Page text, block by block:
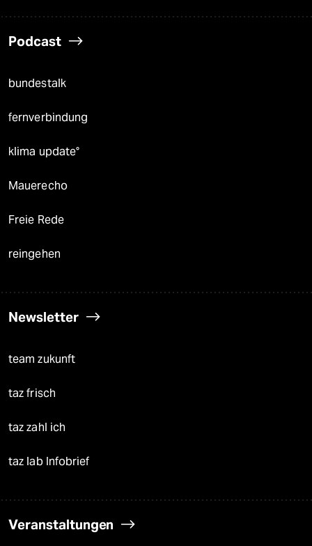
Podcast
bundestalk
fernverbindung
klima update°
Mauerecho
Freie Rede
reingehen
Newsletter
team zukunft
taz frisch
taz zahl ich
taz lab Infobrief
Veranstaltungen